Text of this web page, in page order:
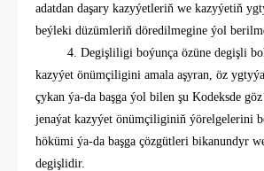
adatdan daşary kazyýetleriň we kazyýetiň
beýleki düzümleriň döredilmegine ýol
4. Degişliligi boýunça özüne degişli
kazyýet önümçiligini amala aşyran, öz
çykan ýa-da başga ýol bilen şu Kodeksde
jenaýat kazyýet önümçiliginiň ýörelgelerini
hökümi ýa-da başga çözgütleri bikanundyr
degişlidir.